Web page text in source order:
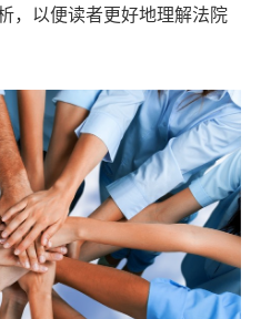
，以便读者更好地理解法院